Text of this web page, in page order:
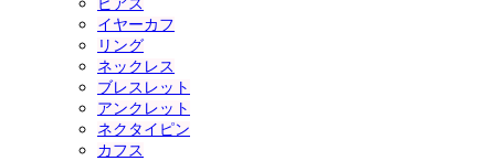
ピアス
イヤーカフ
リング
ネックレス
ブレスレット
アンクレット
ネクタイピン
カフス